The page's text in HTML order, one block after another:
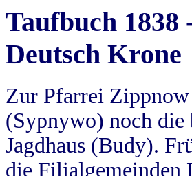
Taufbuch
Deutsch Krone
Zur Pfarrei
(Sypnywo) noch
Jagdhaus (Budy).
die Filialgemeinden